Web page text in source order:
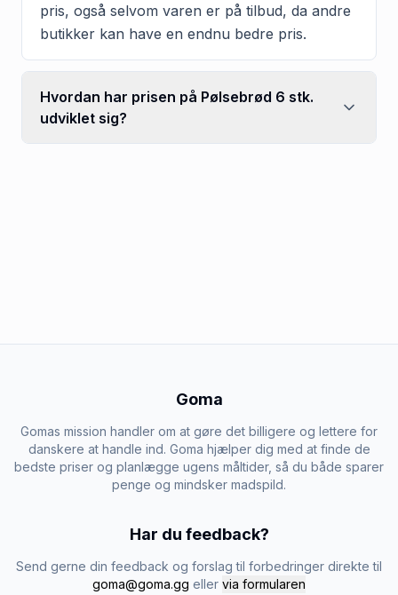
pris, også selvom varen er på tilbud, da andre
butikker kan have en endnu bedre pris.
Hvordan har prisen på Pølsebrød 6 stk.
udviklet sig?
Goma
Gomas mission handler om at gøre det billigere og lettere for
danskere at handle ind. Goma hjælper dig med at finde de
bedste priser og planlægge ugens måltider, så du både sparer
penge og mindsker madspild.
Har du feedback?
Send gerne din feedback og forslag til forbedringer direkte til
goma@goma.gg eller via formularen